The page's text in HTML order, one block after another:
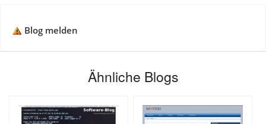
Blog melden
Ähnliche Blogs